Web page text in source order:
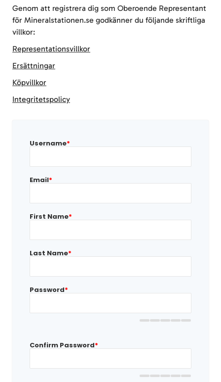
Genom att registrera dig som Oberoende Representant
för Mineralstationen.se godkänner du följande skriftliga
villkor:
Representationsvillkor
Ersättningar
Köpvillkor
Integritetspolicy
Username*
Email*
First Name*
Last Name*
Password*
Confirm Password*